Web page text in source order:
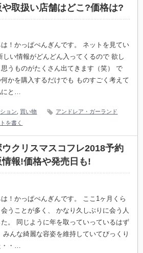
や取扱い店舗はどこ?価格は?
！かっぱぺんぎんです。 ネットを見てい
しい情報がどんどん入ってくるので 欲し
うものがたくさん出てきます（笑） で
何かを購入するだけでも ものすごく考えて
にと…
ョン 買い物
アンドレア・ガーランド
を書く
ウクリスマスコフレ2018予約
情報!価格や発売日も!
！かっぱぺんぎんです。 ここ1ヶ月くら
うことが多く、 かなり久しぶりに会う人
た。 同じように年を取っていっているはず
みんな綺麗な容姿を維持していてびっくり
・・…